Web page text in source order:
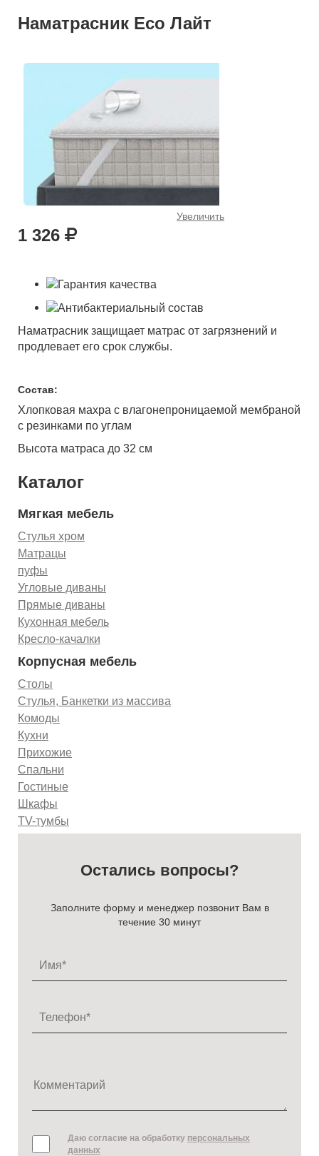
Наматрасник Eco Лайт
Увеличить
1 326
Наматрасник защищает матрас от загрязнений и
продлевает его срок службы.
Состав:
Хлопковая махра с влагонепроницаемой мембраной
с резинками по углам
Высота матраса до 32 см
Каталог
Мягкая мебель
Стулья хром
Матрацы
пуфы
Угловые диваны
Прямые диваны
Кухонная мебель
Кресло-качалки
Корпусная мебель
Столы
Стулья, Банкетки из массива
Комоды
Кухни
Прихожие
Спальни
Гостиные
Шкафы
TV-тумбы
Остались вопросы?
Заполните форму и менеджер позвонит Вам в
течение 30 минут
Даю согласие на обработку персональных
данных